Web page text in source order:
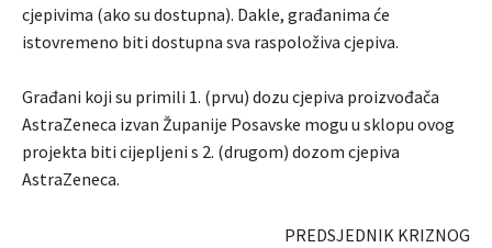
cjepivima (ako su dostupna). Dakle, građanima će
istovremeno biti dostupna sva raspoloživa cjepiva.
Građani koji su primili 1. (prvu) dozu cjepiva proizvođača
AstraZeneca izvan Županije Posavske mogu u sklopu ovog
projekta biti cijepljeni s 2. (drugom) dozom cjepiva
AstraZeneca.
PREDSJEDNIK KRIZNOG